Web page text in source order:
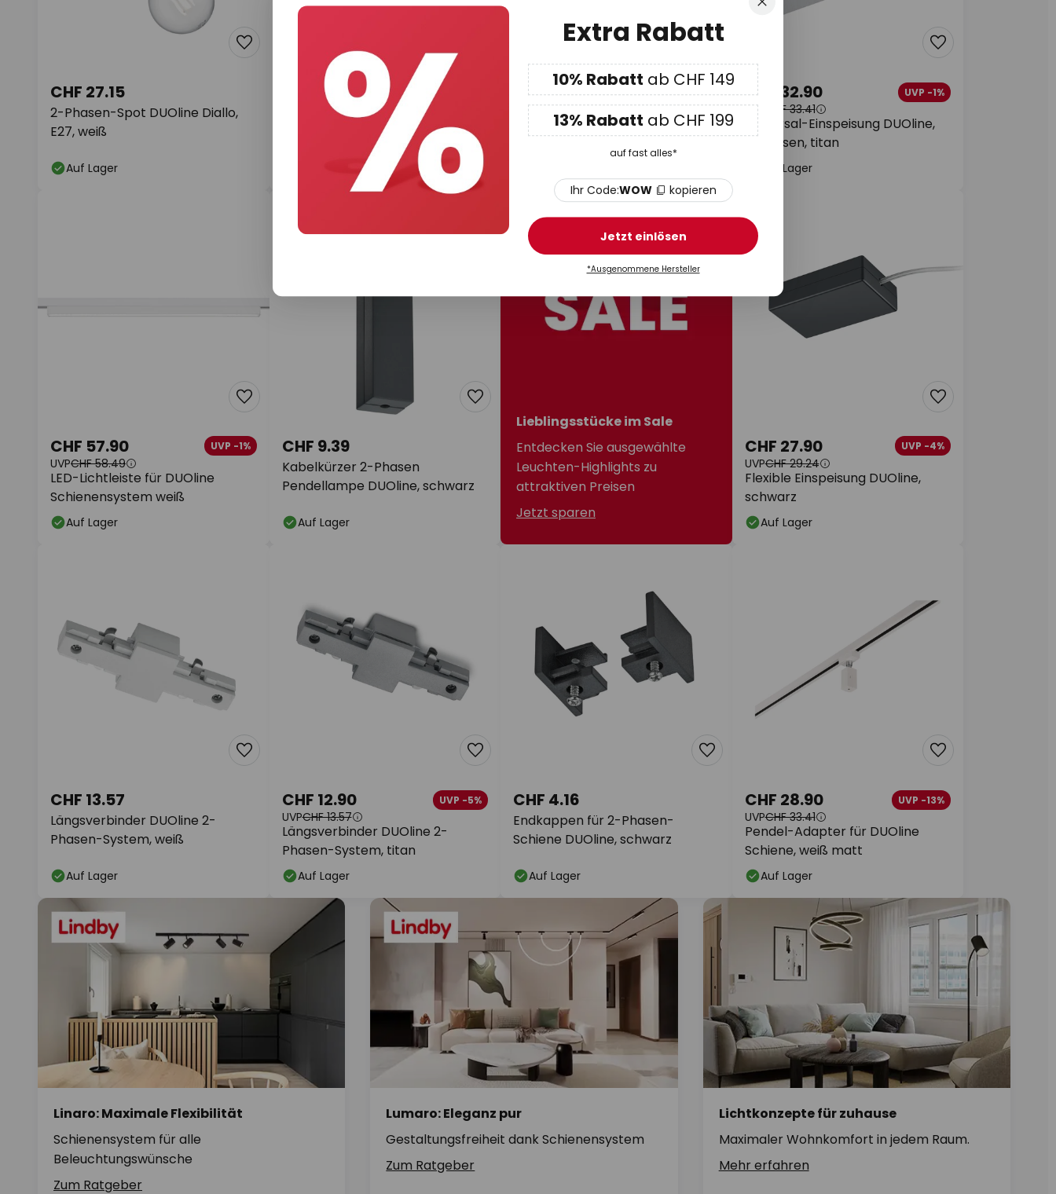
2-Phasen-Spot DUOline Diallo,
E27, weiß
CHF 27.15
Auf Lager
Universal-Einspeisung DUOline,
CHF 33.41
Eckverbinder DUOline
CHF 21.90 UVP -0%
UVPCHF 21.92
Universal-Einspeisung DUOline,
2-Phasen, titan
CHF 32.90 UVP -1%
UVP CHF 33.41
Auf Lager
LED-Lichtleiste für DUOline
Schienensystem weiß
CHF 57.90 UVP -1%
UVPCHF 58.49
Auf Lager
Kabelkürzer 2-Phasen
Pendellampe DUOline, schwarz
CHF 9.39
Auf Lager
Lieblingsstücke im Sale
Entdecken Sie ausgewählte
Leuchten-Highlights zu
attraktiven Preisen
Jetzt sparen
Flexible Einspeisung DUOline,
schwarz
CHF 27.90 UVP -4%
UVPCHF 29.24
Auf Lager
Längsverbinder DUOline 2-
Phasen-System, weiß
CHF 13.57
Auf Lager
Längsverbinder DUOline 2-
Phasen-System, titan
CHF 12.90 UVP -5%
UVPCHF 13.57
Auf Lager
Endkappen für 2-Phasen-
Schiene DUOline, schwarz
CHF 4.16
Auf Lager
Pendel-Adapter für DUOline
Schiene, weiß matt
CHF 28.90 UVP -13%
UVPCHF 33.41
Auf Lager
Linaro: Maximale Flexibilität
Schienensystem für alle
Beleuchtungswünsche
Zum Ratgeber
Lumaro: Eleganz pur
Gestaltungsfreiheit dank Schienensystem
Zum Ratgeber
Lichtkonzepte für zuhause
Maximaler Wohnkomfort in jedem Raum.
Mehr erfahren
Schliessen
Extra Rabatt
10% Rabatt ab CHF 149
13% Rabatt ab CHF 199
auf fast alles*
Ihr Code:WOW kopieren
Jetzt einlösen
*Ausgenommene Hersteller